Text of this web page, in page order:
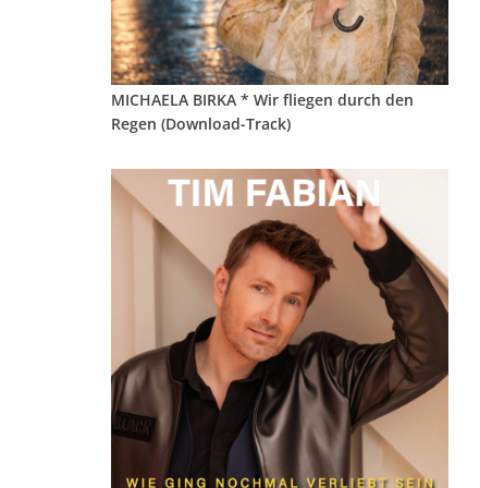
MICHAELA BIRKA * Wir fliegen durch den
Regen (Download-Track)